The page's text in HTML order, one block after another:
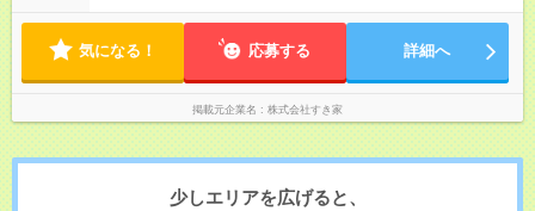
気になる！ 応募する 詳細へ
掲載元企業名 株式会社すき家
少しエリアを広げると、